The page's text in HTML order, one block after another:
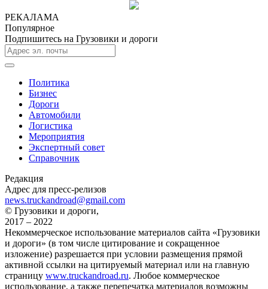
РЕКАЛАМА
Популярное
Подпишитесь на Грузовики и дороги
Политика
Бизнес
Дороги
Автомобили
Логистика
Мероприятия
Экспертный совет
Справочник
Редакция
Адрес для пресс-релизов
news.truckandroad@gmail.com
© Грузовики и дороги,
2017 – 2022
Некоммерческое использование материалов сайта «Грузовики
и дороги» (в том числе цитирование и сокращенное
изложение) разрешается при условии размещения прямой
активной ссылки на цитируемый материал или на главную
страницу www.truckandroad.ru. Любое коммерческое
использование, а также перепечатка материалов возможны